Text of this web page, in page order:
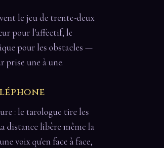
le jeu de trente-deux
pour l'affectif, le
pour les obstacles —
une à une.
: le tarologue tire les
distance libère même la
voix qu'en face à face,